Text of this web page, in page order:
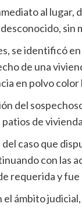
al lugar,
se identificó
de una
en polvo color
del
de
caso que
con las
requerida y
ámbito